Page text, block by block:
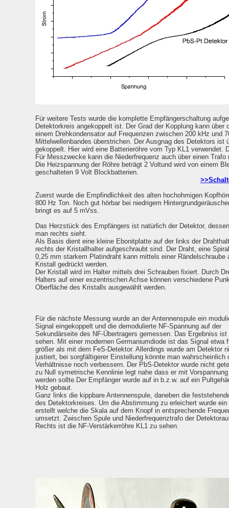
Für weitere Tests wurde die komplette Empfängerschaltung
Detektorkreis angekoppelt ist. Der Grad der Kopplung kann
einem Drehkondensator auf Frequenzen zwischen 200 kHz und
Mittelwellenbandes überstrichen. Der Ausgnag des Detektors
gekoppelt. Hier wird eine Batterieröhre vom Typ KL1 verwendet.
Für Messzwecke kann die Niederfrequenz auch über einen
Die Heizspannung der Röhre beträgt 2 Voltund wird von einem
geschalteten 9 Volt Blockbatterien.
Zuerst wurde die Empfindlichkeit des alten hochohmigen
800 Hz Ton. Noch gut hörbar bei niedrigem
bringt es auf 5 mVss.
Das Herzstück des Empfängers ist natürlich der Detektor,
man rechts sieht.
Als Basis dient eine kleine Ebonitplatte auf der links der
rechts der Kristallhalter aufgeschraubt sind. Der Draht, eine
0,25 mm starkem Platindraht kann mittels einer Rändelschraube
Kristall gedrückt werden.
Der Kristall wird im Halter mittels drei Schrauben fixiert. Durch
Halters auf einer exzentrischen Achse können verschiedene
Oberfläche des Kristalls ausgewählt werden.
Für die nächste Messung wurde an der Antennenspule ein
Signal eingekoppelt und die demodulierte NF-Spannung auf der
Sekundärseite des NF-Übertragers gemessen. Das Ergebniss
sehen. Mit einer modernen Germaniumdiode ist das Signal etwa
größer als mit dem FeS-Detektor. Allerdings wurde am Detektor
justiert, bei sorgfältigerer Einstellung könnte man wahrscheinlich
Verhältnisse noch verbessern. Der PbS-Detektor wurde nicht
zu Null symetrische Kennlinie legt nahe dass er mit
werden sollte.Der Empfänger wurde auf in b.z.w. auf ein
Holz gebaut.
Ganz links die kippbare Antennenspule, daneben die
des Detektorkreises. Um die Abstimmung zu erleichert wurde ein
erstellt welche die Skala auf dem Knopf in entsprechende
umsetzt. Zwischen Spule und Niederfrequenztrafo der
Rechts ist die NF-Verstärkerröhre KL1 zu sehen.